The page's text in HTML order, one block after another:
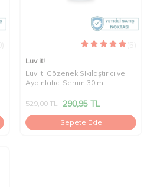
Luv it!
Luv it! Gözenek SIkılaştırıcı ve
Aydınlatıcı Serum 30 ml
529,00TL 290,95 TL
Sepete Ekle